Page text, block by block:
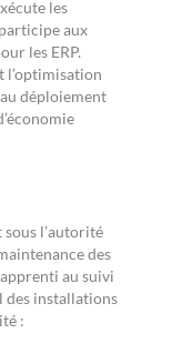
les
aux
les ERP.
l’optimisation
déploiement
l’autorité
des
au suivi
installations
: